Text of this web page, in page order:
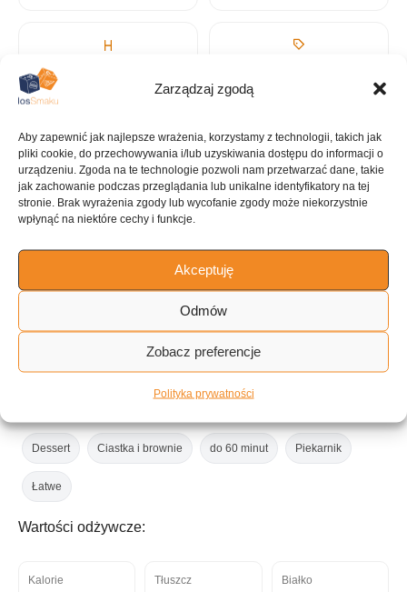
Zarządzaj zgodą
Aby zapewnić jak najlepsze wrażenia, korzystamy z technologii, takich jak
pliki cookie, do przechowywania i/lub uzyskiwania dostępu do informacji o
urządzeniu. Zgoda na te technologie pozwoli nam przetwarzać dane, takie
jak zachowanie podczas przeglądania lub unikalne identyfikatory na tej
stronie. Brak wyrażenia zgody lub wycofanie zgody może niekorzystnie
wpłynąć na niektóre cechy i funkcje.
Akceptuję
Odmów
Zobacz preferencje
Polityka prywatności
Ciastka krojone
KUCHNIA
Desery
ILOŚĆ PORCJI
12 porcji
Dessert Ciastka i brownie do 60 minut Piekarnik
Łatwe
Wartości odżywcze:
Kalorie Tłuszcz Białko